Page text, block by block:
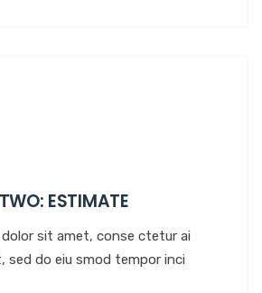
ESTIMATE
dolor sit amet, conse ctetur ai
sed do eiu smod tempor inci